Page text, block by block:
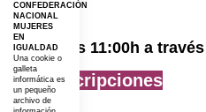
A las 11:00h a
Inscripciones
CONFEDERACIÓN
NACIONAL
MUJERES
EN
IGUALDAD
Una cookie o
galleta
informática es
un pequeño
archivo de